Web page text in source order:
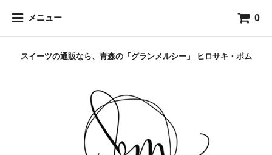
メニュー 0
スイーツの通販なら、青森の「グランメルシー」 ヒロサキ・ポム